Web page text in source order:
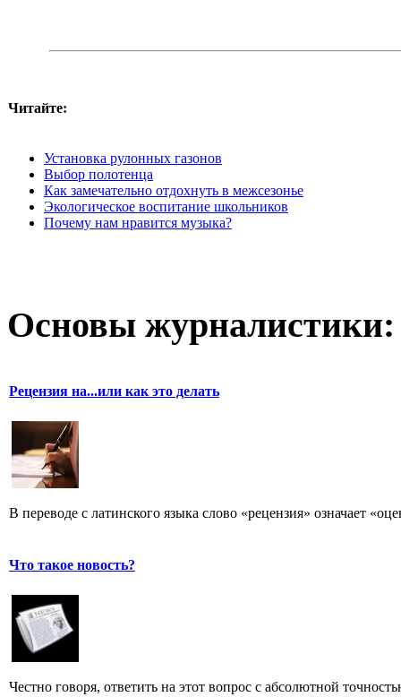
Читайте:
Установка рулонных газонов
Выбор полотенца
Как замечательно отдохнуть в межсезонье
Экологическое воспитание школьников
Почему нам нравится музыка?
Основы журналистики:
Рецензия на...или как это делать
В переводе с латинского языка слово «рецензия» означает
Что такое новость?
Честно говоря, ответить на этот вопрос с абсолютной